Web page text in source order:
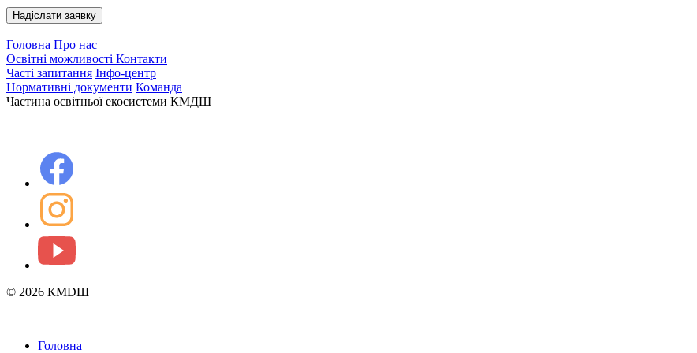
Надіслати заявку
Головна Про нас
Освітні можливості Контакти
Часті запитання Інфо-центр
Нормативні документи Команда
Частина освітньої екосистеми КМДШ
© 2026 КМDШ
Головна